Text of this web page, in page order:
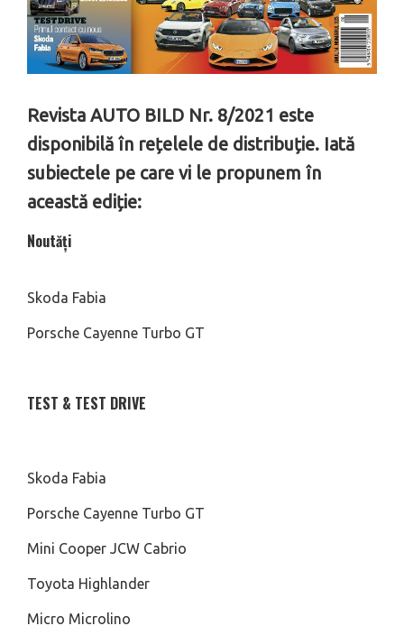
Revista AUTO BILD Nr. 8/2021 este
disponibilă în rețelele de distribuție. Iată
subiectele pe care vi le propunem în
această ediție:
Noutăți
Skoda Fabia
Porsche Cayenne Turbo GT
TEST & TEST DRIVE
Skoda Fabia
Porsche Cayenne Turbo GT
Mini Cooper JCW Cabrio
Toyota Highlander
Micro Microlino